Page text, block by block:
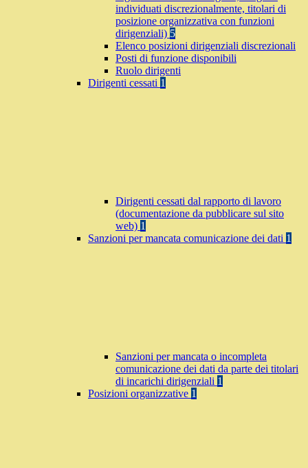
individuati discrezionalmente, titolari di
posizione organizzativa con funzioni
dirigenziali) 5
Elenco posizioni dirigenziali discrezionali
Posti di funzione disponibili
Ruolo dirigenti
Dirigenti cessati 1
Dirigenti cessati dal rapporto di lavoro
(documentazione da pubblicare sul sito
web) 1
Sanzioni per mancata comunicazione dei dati 1
Sanzioni per mancata o incompleta
comunicazione dei dati da parte dei titolari
di incarichi dirigenziali 1
Posizioni organizzative 1